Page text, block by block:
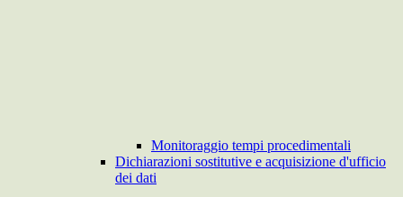
Monitoraggio tempi procedimentali
Dichiarazioni sostitutive e acquisizione d'ufficio
dei dati